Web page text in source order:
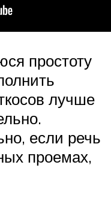
простоту
лучше
если речь
проемах,